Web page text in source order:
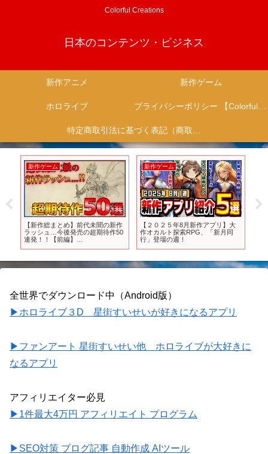
Colorful Creations
日本のコンテンツ・ビジネス
新作アニメ 新作ゲーム
ホロライブ プライバシーポリシー 【Colorful Creation】
特定商取引法に基づく表記（商取引に関する開示）
新作ゲーム
【新作総まとめ】前代未聞の新作
ラッシュ…今後発売の超期待作50
連発！！【前編】
新作ゲーム
【２０２５年8月新作アプリ】大
作オカルト探索RPG、「新月同
行」登場の週！
イ
全世界でダウンロード中（Android版）
▶ホロライブ３D 星街すいせいが好きになるアプリ
▶ファンアート 星街すいせい他 ホロライブが大好きに
なるアプリ
アフィリエイター必見
▶1件最大4万円 アフィリエイト プログラム
▶SEO対策 ブログ記事 自動作成 AIツール